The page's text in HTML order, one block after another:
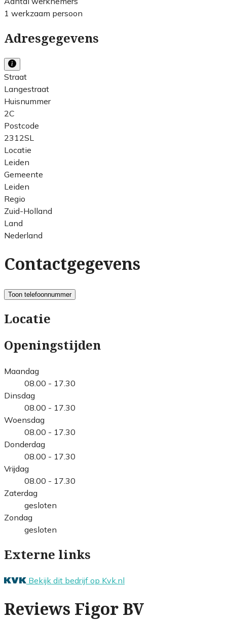
1 werkzaam persoon
Adresgegevens
Straat
Langestraat
Huisnummer
2C
Postcode
2312SL
Locatie
Leiden
Gemeente
Leiden
Regio
Zuid-Holland
Land
Nederland
Contactgegevens
Toon telefoonnummer
Locatie
Openingstijden
Maandag
08.00 - 17.30
Dinsdag
08.00 - 17.30
Woensdag
08.00 - 17.30
Donderdag
08.00 - 17.30
Vrijdag
08.00 - 17.30
Zaterdag
gesloten
Zondag
gesloten
Externe links
Bekijk dit bedrijf op Kvk.nl
Reviews Figor BV